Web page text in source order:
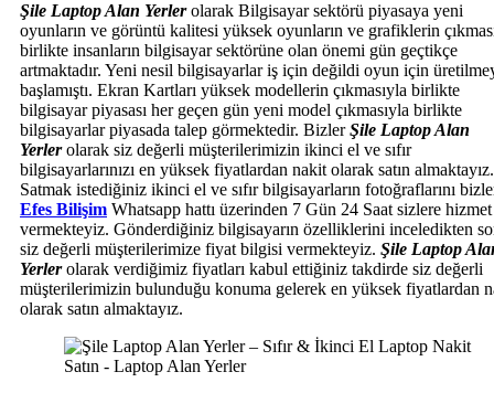
Şile Laptop Alan Yerlerolarak Bilgisayar sektörü piyasaya yeni
oyunların ve görüntü kalitesi yüksek oyunların ve grafiklerin
birlikte insanların bilgisayar sektörüne olan önemi gün geçtikçe
artmaktadır. Yeni nesil bilgisayarlar iş için değildi oyun için
başlamıştı. Ekran Kartları yüksek modellerin çıkmasıyla birlikte
bilgisayar piyasası her geçen gün yeni model çıkmasıyla birlikte
bilgisayarlar piyasada talep görmektedir. BizlerŞile Laptop Alan
Yerlerolarak siz değerli müşterilerimizin ikinci el ve sıfır
bilgisayarlarınızı en yüksek fiyatlardan nakit olarak satın almaktayız.
Satmak istediğiniz ikinci el ve sıfır bilgisayarların fotoğraflarını
Efes Bilişim Whatsapp hattı üzerinden 7 Gün 24 Saat sizlere hizmet
vermekteyiz. Gönderdiğiniz bilgisayarın özelliklerini inceledikten
siz değerli müşterilerimize fiyat bilgisi vermekteyiz. Şile Laptop
Yerlerolarak verdiğimiz fiyatları kabul ettiğiniz takdirde siz değerli
müşterilerimizin bulunduğu konuma gelerek en yüksek fiyatlardan
olarak satın almaktayız.